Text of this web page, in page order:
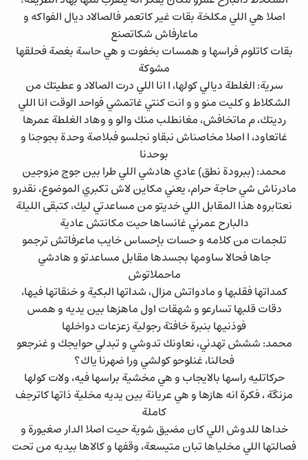
اصلا هي اللي مكلخة بقات غير كاتعمر فالصالاد ديال الفواكه و
ماعارفاش شكاتصنع
بقات كاتلوم فراسها و همسات بخفوت و هي حاسة بغصة فحلقها
مشوكة
سرية: الغلطة ديالي كولها، ا انا اللي درت الصالاد و عطيتك من
الشكلاط و كليت منو و و انت كنتي غاتمشي فواحد الوقت انا اللي
رديتك، م ماتخافش، مغانطلب منك والو و وهاد الغلطة عمرها
غاتعاود، ا اصلا مخاصناش نبقاو نجلسو فبلاصة وحدة بجوجنا و
بوحدنا
محمد: (ببرودة نطق) عادي هادشي اللي طرا بين جوج مزوجين
مادرناش شي حاجة حرام، يعني مكاين لاش تكبري الموضوع، نقدرو
نعتابروه هذا المقابل اللي خديتو من مساعدتي ليك، كتبقى الليلة
دالبارح عمرني غانساها حيت مكانتش عادية
تلجمات من كلامه و حسات بإحساس خايب ماعرفاتش ترجمو
جاها فحالا ساومها بجسدها مقابل مساعدتو و هادشي
ماحملاتوش
كمداتها فقلبها و مادواتش مزال، شداتها البكية و خنقاتها فيها،
دقات قلبها تسارعو و شهقات اول ماهزها بين يديه و همس
فوذنيها بنبرة خافتة رجولية زعزعات دواخلها
محمد: ششش تهدني، نعاونك تدوشي و تبدلي حوايجك و غنرجعو
فحالنا، غنلوحو كولشي ورا ضهرنا ياك؟
حركاتليه راسها بالايجاب و هي مخشية براسها فيه، ولات كولها
مزنگة ، فكرة انه هازها و هي عريانة بين يديه مخلية ذاتها كاترجف
كاملة
خداها للدوش اللي كان مضيق شوية حيت اصلا الدار صغيورة و
فصالتها اللي مخلياها تبان متيسعة، وقفها و كالاها بيديه من تحت